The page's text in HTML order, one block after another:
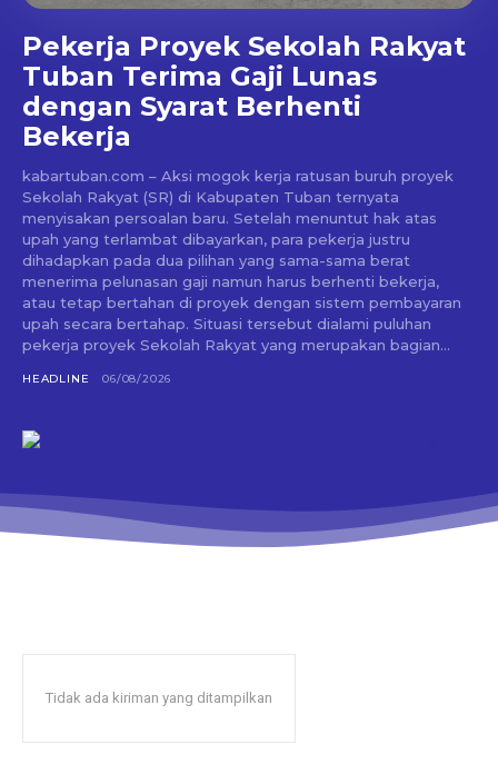
Pekerja Proyek Sekolah Rakyat
Tuban Terima Gaji Lunas
dengan Syarat Berhenti
Bekerja
kabartuban.com – Aksi mogok kerja ratusan buruh proyek
Sekolah Rakyat (SR) di Kabupaten Tuban ternyata
menyisakan persoalan baru. Setelah menuntut hak atas
upah yang terlambat dibayarkan, para pekerja justru
dihadapkan pada dua pilihan yang sama-sama berat
menerima pelunasan gaji namun harus berhenti bekerja,
atau tetap bertahan di proyek dengan sistem pembayaran
upah secara bertahap. Situasi tersebut dialami puluhan
pekerja proyek Sekolah Rakyat yang merupakan bagian...
HEADLINE 06/08/2026
Tidak ada kiriman yang ditampilkan